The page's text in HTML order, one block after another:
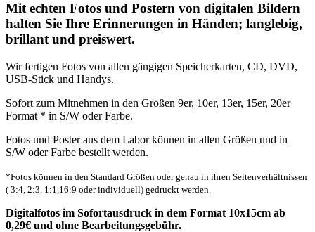
Mit echten Fotos und Postern von digitalen Bildern
halten Sie Ihre Erinnerungen in Händen; langlebig,
brillant und preiswert.
Wir fertigen Fotos von allen gängigen Speicherkarten, CD, DVD,
USB-Stick und Handys.
Sofort zum Mitnehmen in den Größen 9er, 10er, 13er, 15er, 20er
Format * in S/W oder Farbe.
Fotos und Poster aus dem Labor können in allen Größen und in
S/W oder Farbe bestellt werden.
*Fotos können in den Standard Größen oder genau in ihren Seitenverhältnissen
( 3:4, 2:3, 1:1,16:9 oder individuell) gedruckt werden.
Digitalfotos im Sofortausdruck in dem Format 10x15cm ab
0,29€ und ohne Bearbeitungsgebühr.